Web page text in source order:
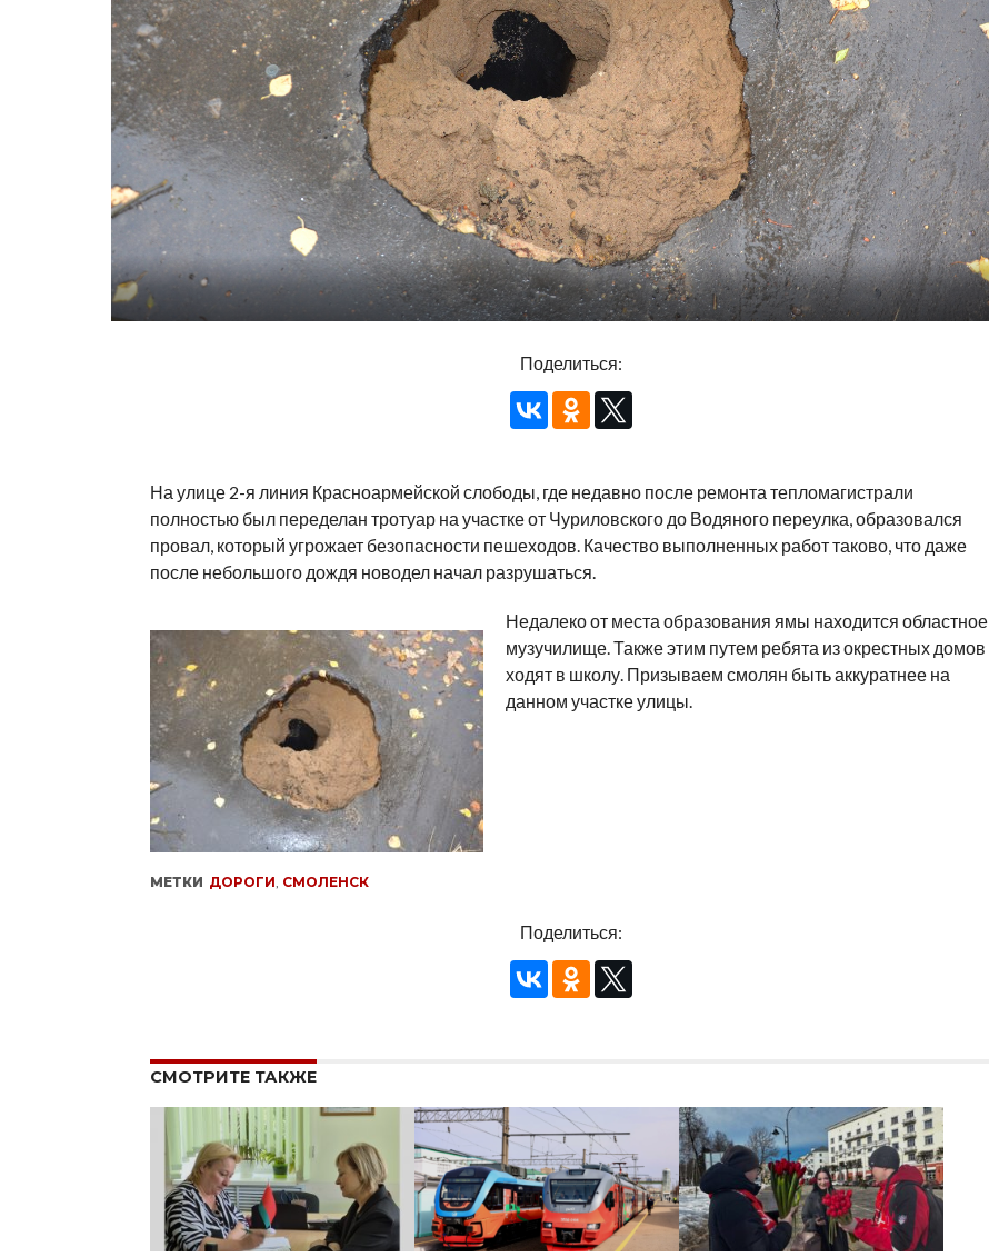
Поделиться:
На улице 2-я линия Красноармейской слободы, где недавно после ремонта тепломагистрали
полностью был переделан тротуар на участке от Чуриловского до Водяного переулка, образовался
провал, который угрожает безопасности пешеходов. Качество выполненных работ таково, что даже
после небольшого дождя новодел начал разрушаться.
Недалеко от места образования ямы находится областное
музучилище. Также этим путем ребята из окрестных домов
ходят в школу. Призываем смолян быть аккуратнее на
данном участке улицы.
МЕТКИ ДОРОГИ, СМОЛЕНСК
Поделиться:
СМОТРИТЕ ТАКЖЕ